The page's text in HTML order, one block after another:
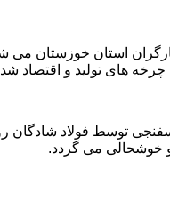
استان خوزستان می
های تولید و
خوشحالی می گردد.